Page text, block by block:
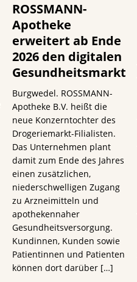
ROSSMANN-
Apotheke
erweitert ab Ende
2026 den digitalen
Gesundheitsmarkt
Burgwedel. ROSSMANN-
Apotheke B.V. heißt die
neue Konzerntochter des
Drogeriemarkt-Filialisten.
Das Unternehmen plant
damit zum Ende des Jahres
einen zusätzlichen,
niederschwelligen Zugang
zu Arzneimitteln und
apothekennaher
Gesundheitsversorgung.
Kundinnen, Kunden sowie
Patientinnen und Patienten
können dort darüber […]